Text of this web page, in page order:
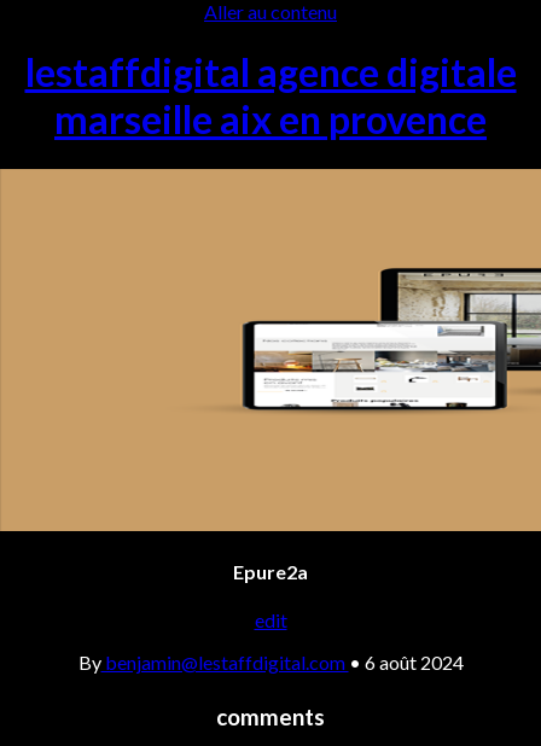
Aller au contenu
lestaffdigital agence digitale
marseille aix en provence
Epure2a
edit
Bybenjamin@lestaffdigital.com • 6 août 2024
comments